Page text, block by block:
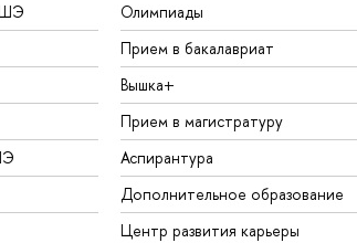
Олимпиады
Прием в бакалавриат
Вышка+
Прием в магистратуру
Аспирантура
Дополнительное образование
Центр развития карьеры